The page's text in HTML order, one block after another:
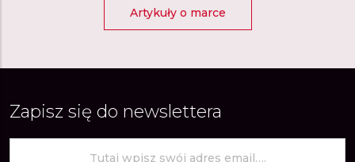
Artykuły o marce
Zapisz się do newslettera